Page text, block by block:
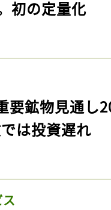
初の定量化
要鉱物見通
は投資遅れ